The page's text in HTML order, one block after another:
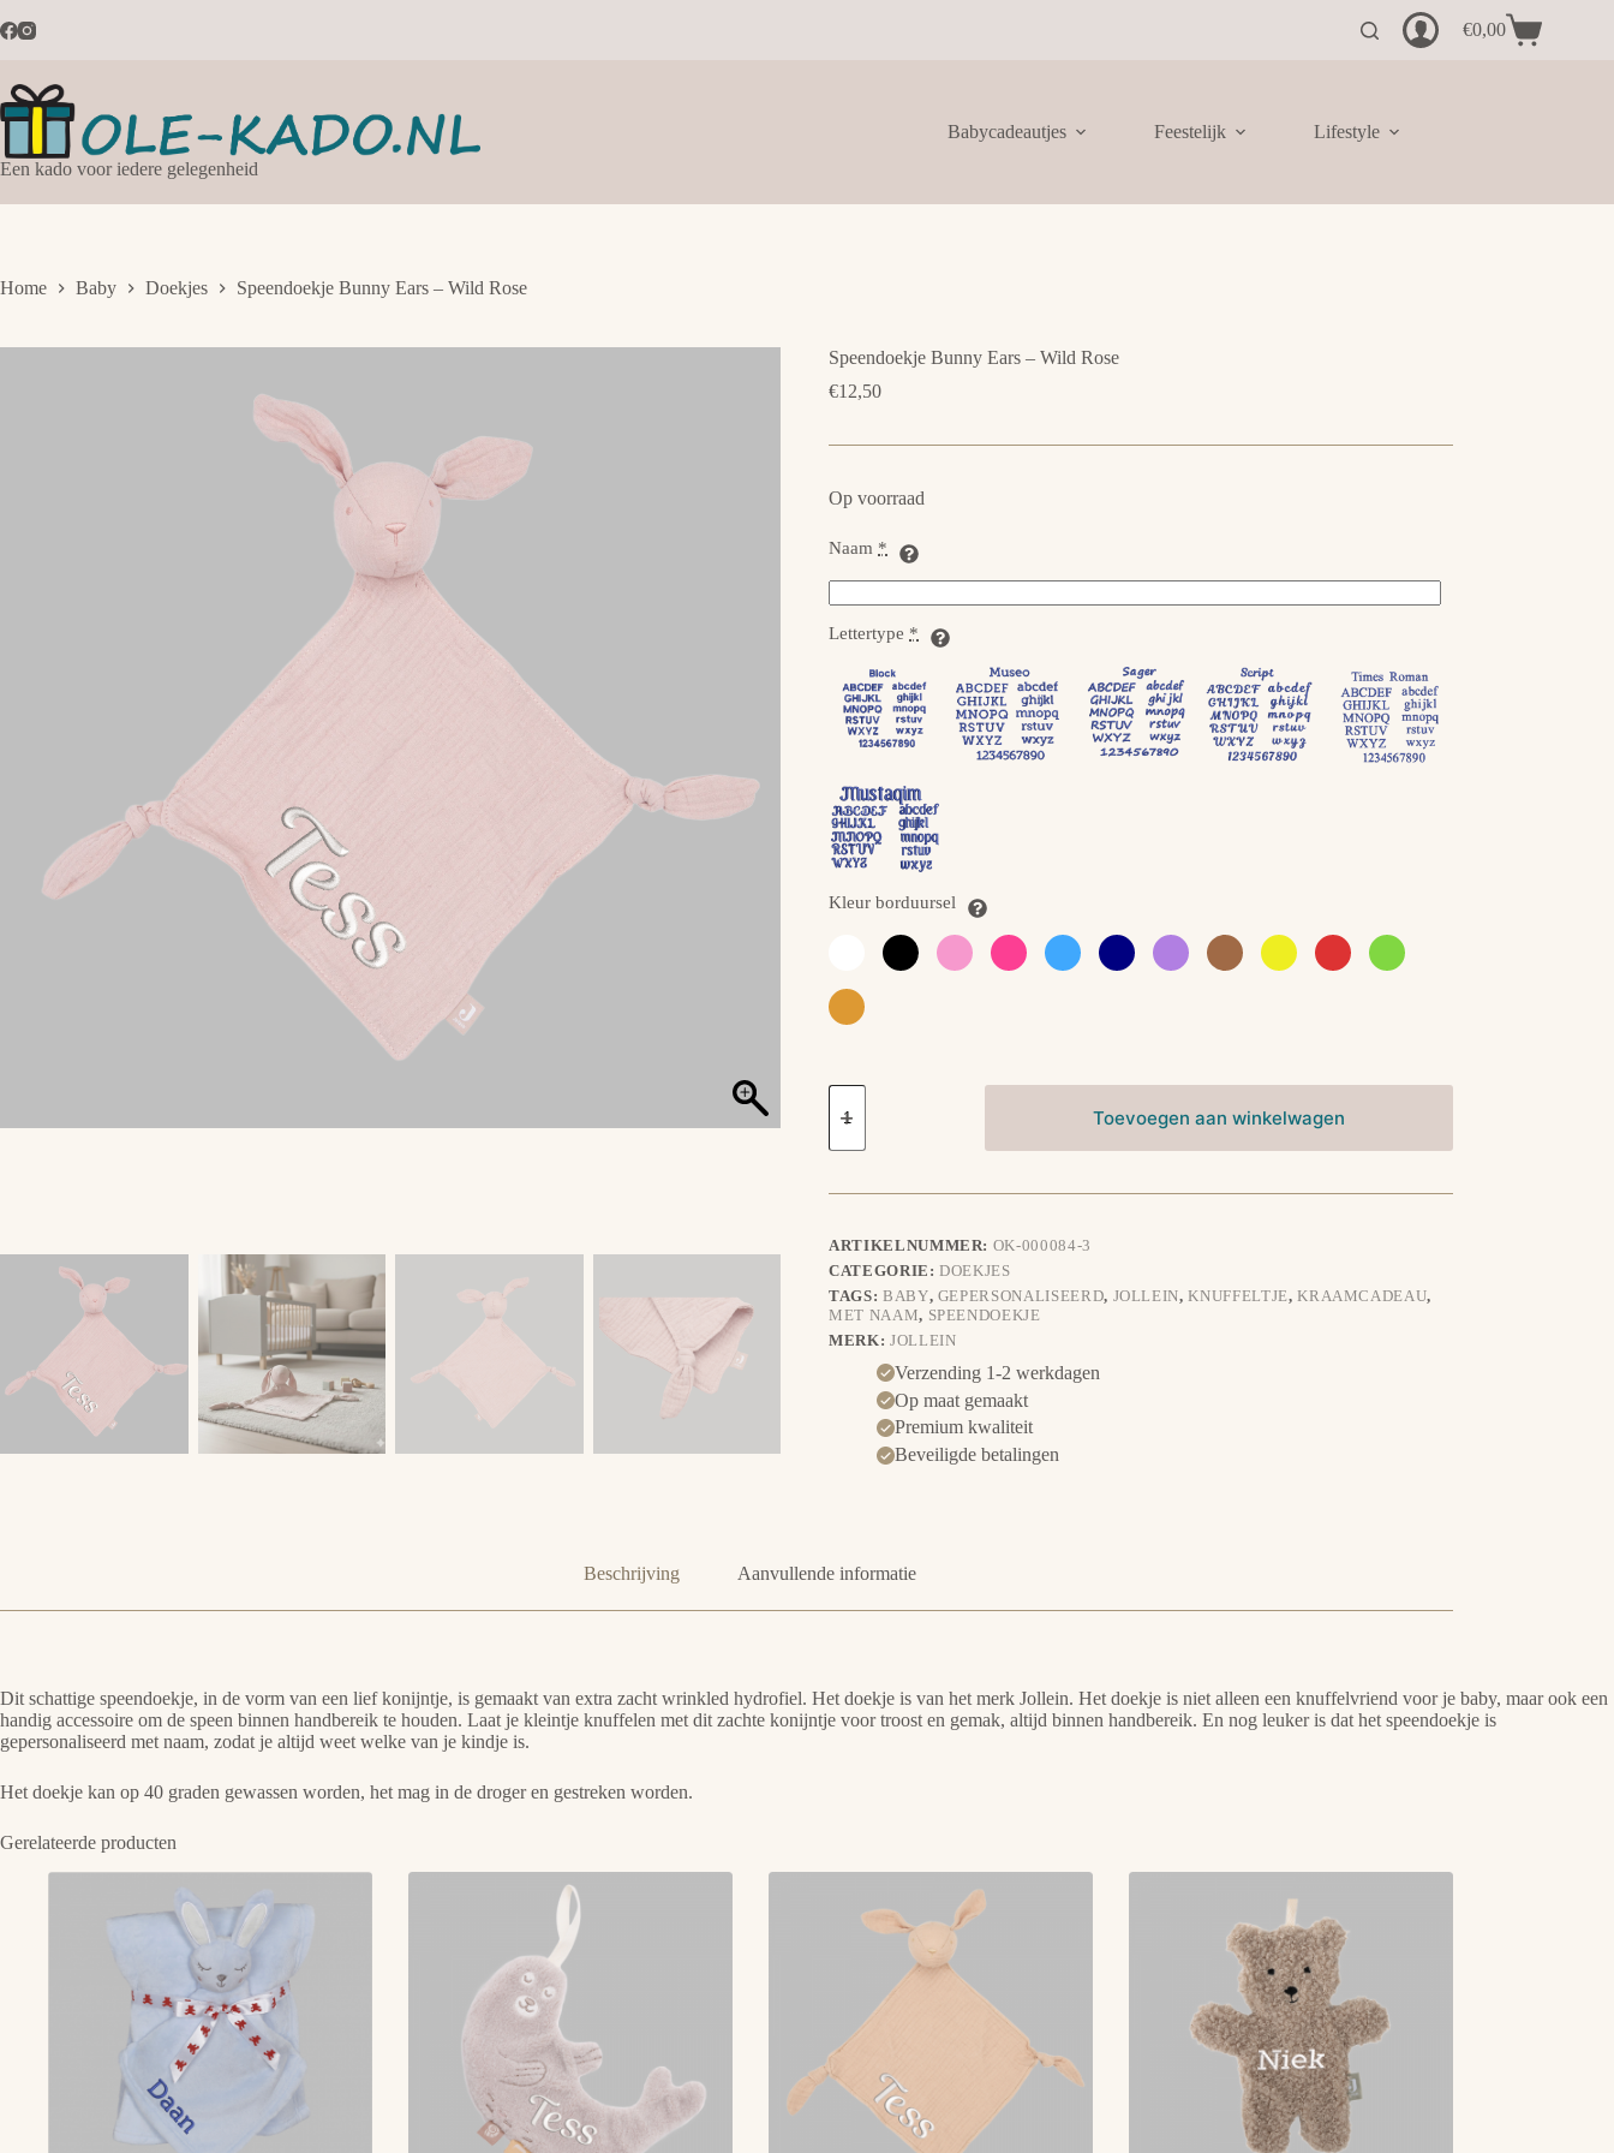
naar
Winkelwagen
€0,00
Een kado voor iedere gelegenheid
Babycadeautjes Feestelijk Lifestyle
Home Baby Doekjes Speendoekje Bunny Ears – Wild Rose
Speendoekje Bunny Ears – Wild Rose
€12,50
Op voorraad
Naam *
Lettertype *
Kleur borduursel
Speendoekje
Bunny
-
Rose
Toevoegen aan winkelwagen
ARTIKELNUMMER: OK-000084-3
CATEGORIE:DOEKJES
TAGS: BABY, GEPERSONALISEERD, JOLLEIN,KNUFFELTJE,KRAAMCADEAU,
MET NAAM, SPEENDOEKJE
MERK: JOLLEIN
Verzending 1-2 werkdagen
Op maat gemaakt
Premium kwaliteit
Beveiligde betalingen
Beschrijving Aanvullende informatie
Dit schattige speendoekje, in de vorm van een lief konijntje, is gemaakt van extra zacht wrinkled hydrofiel. Het doekje is van het merk Jollein. Het doekje is niet alleen een knuffelvriend voor je baby, maar ook een
handig accessoire om de speen binnen handbereik te houden. Laat je kleintje knuffelen met dit zachte konijntje voor troost en gemak, altijd binnen handbereik. En nog leuker is dat het speendoekje is
gepersonaliseerd met naam, zodat je altijd weet welke van je kindje is.
Het doekje kan op 40 graden gewassen worden, het mag in de droger en gestreken worden.
Gerelateerde producten